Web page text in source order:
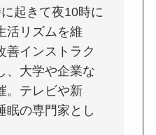
起きて夜10時に
活リズムを維
善インストラク
、大学や企業な
。テレビや新
眠の専門家とし